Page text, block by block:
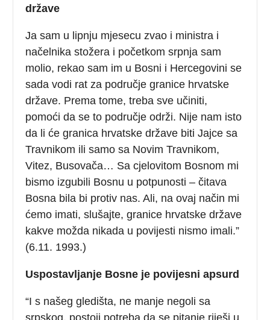
države
Ja sam u lipnju mjesecu zvao i ministra i
načelnika stožera i početkom srpnja sam
molio, rekao sam im u Bosni i Hercegovini se
sada vodi rat za područje granice hrvatske
države. Prema tome, treba sve učiniti,
pomoći da se to područje održi. Nije nam isto
da li će granica hrvatske države biti Jajce sa
Travnikom ili samo sa Novim Travnikom,
Vitez, Busovača… Sa cjelovitom Bosnom mi
bismo izgubili Bosnu u potpunosti – čitava
Bosna bila bi protiv nas. Ali, na ovaj način mi
ćemo imati, slušajte, granice hrvatske države
kakve možda nikada u povijesti nismo imali.”
(6.11. 1993.)
Uspostavljanje Bosne je povijesni apsurd
“I s našeg gledišta, ne manje negoli sa
srpskog, postoji potreba da se pitanje riješi u